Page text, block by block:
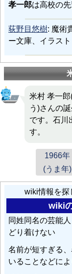
孝一郎は高校の先
荻野目悠樹: 魔術
ー文庫、イラスト
米村 孝一
う)さんの
です。石川
す。
1966年
(うま年)
wiki情報を探
wiki
同姓同名の芸能
どり着けない
名前が短すぎる
いることなどに